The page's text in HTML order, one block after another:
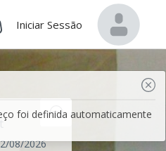
Iniciar Sessão
foi definida automaticamente
08/2026